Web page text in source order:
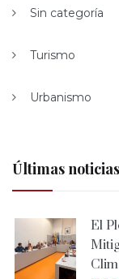
Sin categoría
Turismo
Urbanismo
Últimas noticias
El